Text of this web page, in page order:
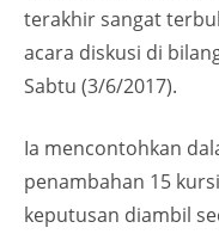
terakhir sangat
acara diskusi di
Sabtu (3/6/2017).
Ia mencontohkan
penambahan 15
keputusan diambil